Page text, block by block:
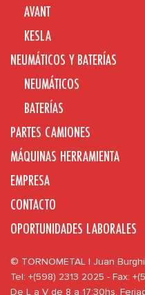
AVANT
KESLA
NEUMÁTICOS Y BATERÍAS
NEUMÁTICOS
BATERÍAS
PARTES CAMIONES
MÁQUINAS HERRAMIENTA
EMPRESA
CONTACTO
OPORTUNIDADES LABORALES
© TORNOMETAL | Juan
Tel: +(598) 2313 2025 - Fax:
De L a V de 8 a 17:30hs.